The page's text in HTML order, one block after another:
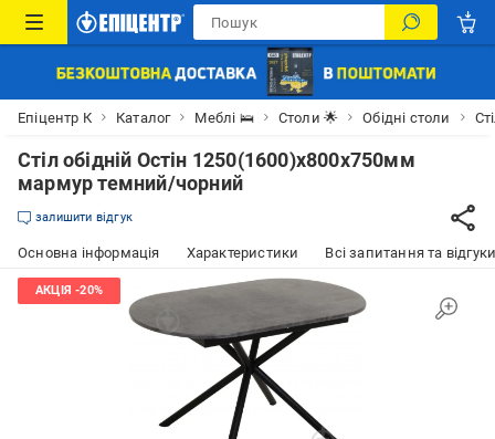
Епіцентр К Каталог Меблі 🛌 Столи 🌟 Обідні столи
Стіл обідній Остін 1250(1600)x800x750мм
мармур темний/чорний
залишити відгук
Основна інформація Характеристики Всі запитання та